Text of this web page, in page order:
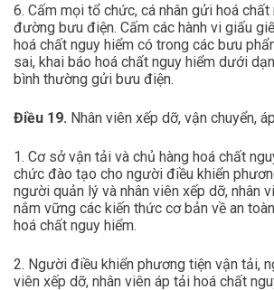
6. Cấm mọi tổ chức, cá nhân gửi hoá
đường bưu điện. Cấm các hành vi giấu
hoá chất nguy hiểm có trong các bưu
sai, khai báo hoá chất nguy hiểm dưới
bình thường gửi bưu điện.
Điều 19. Nhân viên xếp dỡ, vận chuyển,
1. Cơ sở vận tải và chủ hàng hoá chất
chức đào tạo cho người điều khiển
người quản lý và nhân viên xếp dỡ, nhân
nắm vững các kiến thức cơ bản về an
hoá chất nguy hiểm.
2. Người điều khiển phương tiện vận tải,
viên xếp dỡ, nhân viên áp tải hoá chất